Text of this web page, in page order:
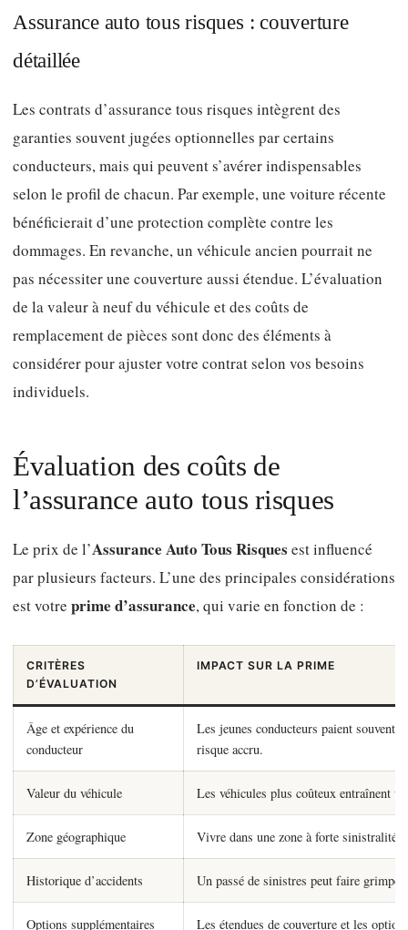
Assurance auto tous risques : couverture
détaillée
Les contrats d’assurance tous risques intègrent des
garanties souvent jugées optionnelles par certains
conducteurs, mais qui peuvent s’avérer indispensables
selon le profil de chacun. Par exemple, une voiture récente
bénéficierait d’une protection complète contre les
dommages. En revanche, un véhicule ancien pourrait ne
pas nécessiter une couverture aussi étendue. L’évaluation
de la valeur à neuf du véhicule et des coûts de
remplacement de pièces sont donc des éléments à
considérer pour ajuster votre contrat selon vos besoins
individuels.
Évaluation des coûts de
l’assurance auto tous risques
Le prix de l’Assurance Auto Tous Risques est influencé
par plusieurs facteurs. L’une des principales considérations
est votre prime d’assurance, qui varie en fonction de :
CRITÈRES
D’ÉVALUATION
IMPACT SUR LA PRIME
Âge et expérience du
conducteur
Les jeunes conducteurs paient souvent
risque accru.
Valeur du véhicule Les véhicules plus coûteux entraînent
Zone géographique Vivre dans une zone à forte sinistralité
Historique d’accidents Un passé de sinistres peut faire
Options supplémentaires Les étendues de couverture et les